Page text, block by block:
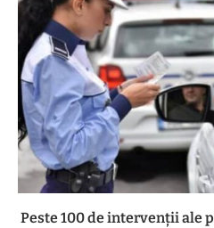
Peste 100 de intervenții ale